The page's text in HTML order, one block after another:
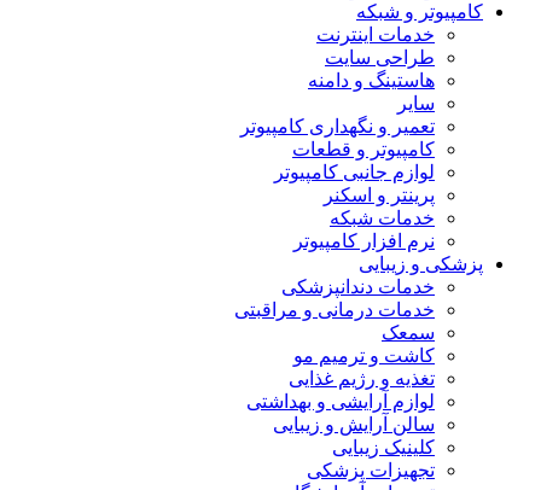
کامپیوتر و شبکه
خدمات اینترنت
طراحی سایت
هاستینگ و دامنه
سایر
تعمیر و نگهداری کامپیوتر
کامپیوتر و قطعات
لوازم جانبی کامپیوتر
پرینتر و اسکنر
خدمات شبکه
نرم افزار کامپیوتر
پزشکی و زیبایی
خدمات دندانپزشکی
خدمات درمانی و مراقبتی
سمعک
کاشت و ترمیم مو
تغذیه و رژیم غذایی
لوازم آرایشی و بهداشتی
سالن آرایش و زیبایی
کلینیک زیبایی
تجهیزات پزشکی